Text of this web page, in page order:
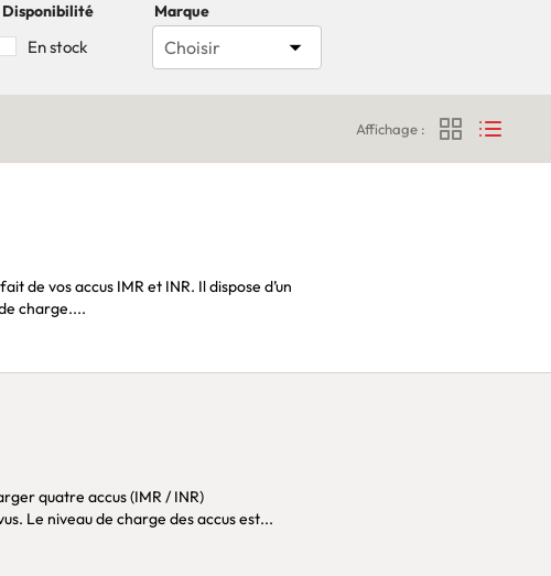
Disponibilité
En stock
Marque
Choisir 
Affichage :
charge....
Le niveau de charge des accus est...